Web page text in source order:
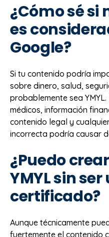
¿Cómo sé
es
Google?
Si tu contenido podría
sobre dinero, salud,
probablemente sea
médicos, información
contenido legal y
incorrecta podría causar
¿Puedo
YMYL sin
certificado?
Aunque técnicamente
fuertemente el contenido